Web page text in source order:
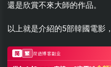
還是欣賞不來大師的作品。
以上就是介紹的5部韓國電影